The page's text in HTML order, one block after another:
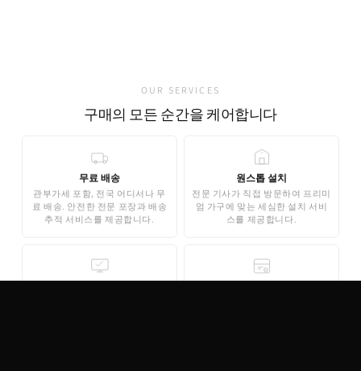
OUR SERVICES
구매의 모든 순간을 케어합니다
무료 배송
관부가세 포함, 전국 어디서나 무
료 배송. 안전한 전문 포장과 배송
추적 서비스를 제공합니다.
원스톱 설치
전문 기사가 직접 방문하여 프리미
엄 가구에 맞는 세심한 설치 서비
스를 제공합니다.